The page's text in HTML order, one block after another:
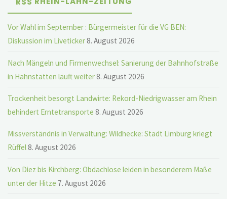
Vor Wahl im September : Bürgermeister für die VG BEN:
Diskussion im Liveticker8. August 2026
Nach Mängeln und Firmenwechsel: Sanierung der Bahnhofstraße
in Hahnstätten läuft weiter8. August 2026
Trockenheit besorgt Landwirte: Rekord-Niedrigwasser am Rhein
behindert Erntetransporte 8. August 2026
Missverständnis in Verwaltung: Wildhecke: Stadt Limburg kriegt
Rüffel8. August 2026
Von Diez bis Kirchberg: Obdachlose leiden in besonderem Maße
unter der Hitze 7. August 2026